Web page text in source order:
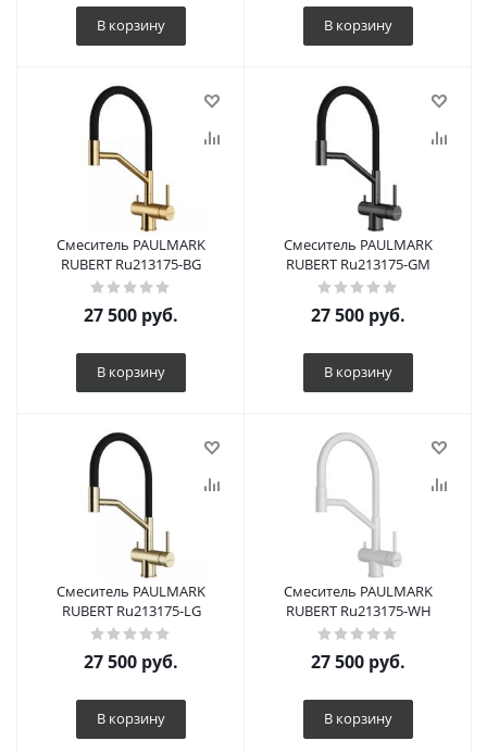
В корзину В корзину
Смеситель PAULMARK
RUBERT Ru213175-BG
27 500 руб.
В корзину
Смеситель PAULMARK
RUBERT Ru213175-GM
27 500 руб.
В корзину
Смеситель PAULMARK
RUBERT Ru213175-LG
27 500 руб.
В корзину
Смеситель PAULMARK
RUBERT Ru213175-WH
27 500 руб.
В корзину